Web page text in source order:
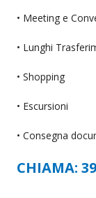
• Meeting e
• Lunghi
• Shopping
• Escursioni
• Consegna
CHIAMA: